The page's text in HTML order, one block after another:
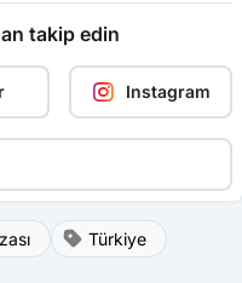
takip edin
Instagram
Türkiye